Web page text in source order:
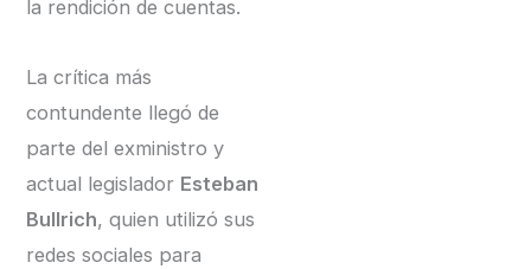
la rendición de cuentas.
La crítica más
contundente llegó de
parte del exministro y
actual legislador Esteban
Bullrich, quien utilizó sus
redes sociales para